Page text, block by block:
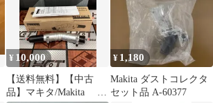
¥ 10,000
【送料無料】【中古
品】マキタ/Makita A-
¥ 1,180
Makita ダストコレクタ
セット品 A-60377